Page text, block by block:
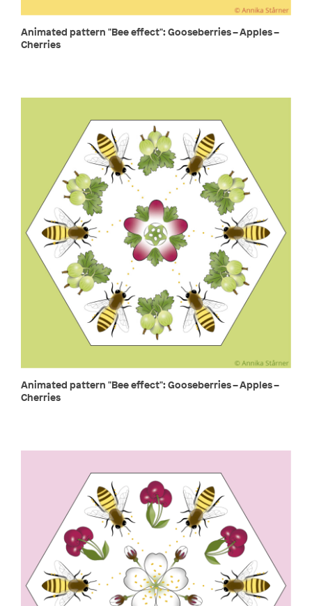
Animated pattern "Bee effect": Gooseberries – Apples –
Cherries
Animated pattern "Bee effect": Gooseberries – Apples –
Cherries